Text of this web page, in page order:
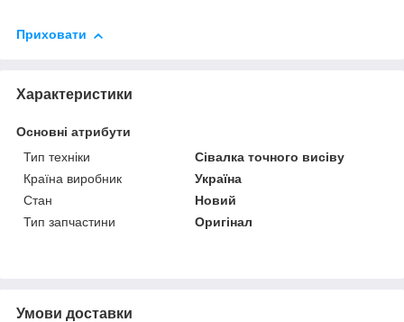
Приховати
Характеристики
Основні атрибути
Тип техніки
Сівалка точного висіву
Країна виробник
Україна
Стан
Новий
Тип запчастини
Оригінал
Умови доставки